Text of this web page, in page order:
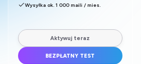
Wysyłka ok. 1 000 maili / mies.
Aktywuj teraz
BEZPŁATNY TEST